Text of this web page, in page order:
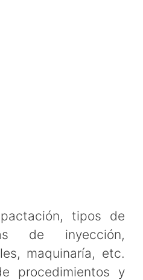
tipos de
de inyección,
maquinaría, etc.
procedimientos y